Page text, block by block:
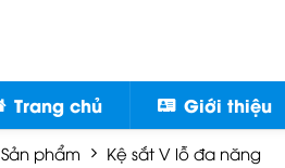
Trang chủ Giới thiệu
Sản phẩm Kệ sắt V lỗ đa năng